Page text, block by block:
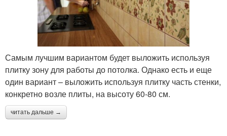
Самым лучшим вариантом будет выложить используя
плитку зону для работы до потолка. Однако есть и еще
один вариант – выложить используя плитку часть стенки,
конкретно возле плиты, на высоту 60-80 см.
читать дальше →